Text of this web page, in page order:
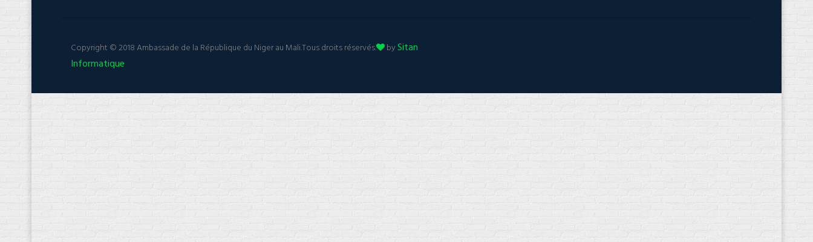
Copyright © 2018 Ambassade de la République du Niger au Mali.Tous droits réservés. bySitan
Informatique